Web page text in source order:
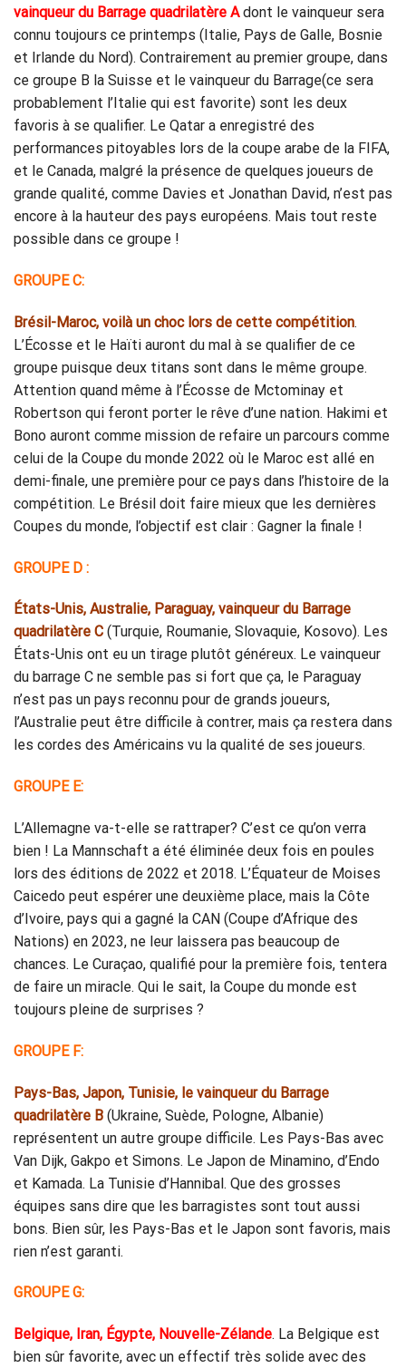
vainqueur du Barrage quadrilatère Adont le vainqueur sera
connu toujours ce printemps (Italie, Pays de Galle, Bosnie
et Irlande du Nord). Contrairement au premier groupe, dans
ce groupe B la Suisse et le vainqueur du Barrage(ce sera
probablement l’Italie qui est favorite) sont les deux
favoris à se qualifier. Le Qatar a enregistré des
performances pitoyables lors de la coupe arabe de la FIFA,
et le Canada, malgré la présence de quelques joueurs de
grande qualité, comme Davies et Jonathan David, n’est pas
encore à la hauteur des pays européens. Mais tout reste
possible dans ce groupe !
GROUPE C:
Brésil-Maroc, voilà un choc lors de cette compétition.
L’Écosse et le Haïti auront du mal à se qualifier de ce
groupe puisque deux titans sont dans le même groupe.
Attention quand même à l’Écosse de Mctominay et
Robertson qui feront porter le rêve d’une nation. Hakimi et
Bono auront comme mission de refaire un parcours comme
celui de la Coupe du monde 2022 où le Maroc est allé en
demi-finale, une première pour ce pays dans l’histoire de la
compétition. Le Brésil doit faire mieux que les dernières
Coupes du monde, l’objectif est clair : Gagner la finale !
GROUPE D :
États-Unis, Australie, Paraguay, vainqueur du Barrage
quadrilatère C (Turquie, Roumanie, Slovaquie, Kosovo). Les
États-Unis ont eu un tirage plutôt généreux. Le vainqueur
du barrage C ne semble pas si fort que ça, le Paraguay
n’est pas un pays reconnu pour de grands joueurs,
l’Australie peut être difficile à contrer, mais ça restera dans
les cordes des Américains vu la qualité de ses joueurs.
GROUPE E:
L’Allemagne va-t-elle se rattraper? C’est ce qu’on verra
bien ! La Mannschaft a été éliminée deux fois en poules
lors des éditions de 2022 et 2018. L’Équateur de Moises
Caicedo peut espérer une deuxième place, mais la Côte
d’Ivoire, pays qui a gagné la CAN (Coupe d’Afrique des
Nations) en 2023, ne leur laissera pas beaucoup de
chances. Le Curaçao, qualifié pour la première fois, tentera
de faire un miracle. Qui le sait, la Coupe du monde est
toujours pleine de surprises ?
GROUPE F:
Pays-Bas, Japon, Tunisie, le vainqueur du Barrage
quadrilatère B (Ukraine, Suède, Pologne, Albanie)
représentent un autre groupe difficile. Les Pays-Bas avec
Van Dijk, Gakpo et Simons. Le Japon de Minamino, d’Endo
et Kamada. La Tunisie d’Hannibal. Que des grosses
équipes sans dire que les barragistes sont tout aussi
bons. Bien sûr, les Pays-Bas et le Japon sont favoris, mais
rien n’est garanti.
GROUPE G:
Belgique, Iran, Égypte, Nouvelle-Zélande. La Belgique est
bien sûr favorite, avec un effectif très solide avec des